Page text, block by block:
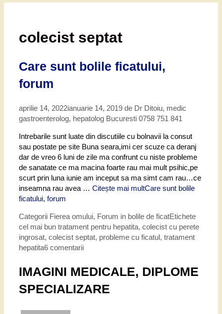
colecist septat
Care sunt bolile ficatului,
forum
aprilie 14, 2022ianuarie 14, 2019 de Dr Ditoiu, medic
gastroenterolog, hepatolog Bucuresti 0758 751 841
Intrebarile sunt luate din discutiile cu bolnavii la consut
sau postate pe site Buna seara,imi cer scuze ca deranj
dar de vreo 6 luni de zile ma confrunt cu niste probleme
de sanatate ce ma macina foarte rau mai mult psihic,pe
scurt prin luna iunie am inceput sa ma simt cam rau…ce
inseamna rau avea … Citește mai multCare sunt bolile
ficatului, forum
Categorii Fierea omului, Forum in bolile de ficatEtichete
cel mai bun tratament pentru hepatita, colecist cu perete
ingrosat, colecist septat, probleme cu ficatul, tratament
hepatita6 comentarii
IMAGINI MEDICALE, DIPLOME
SPECIALIZARE